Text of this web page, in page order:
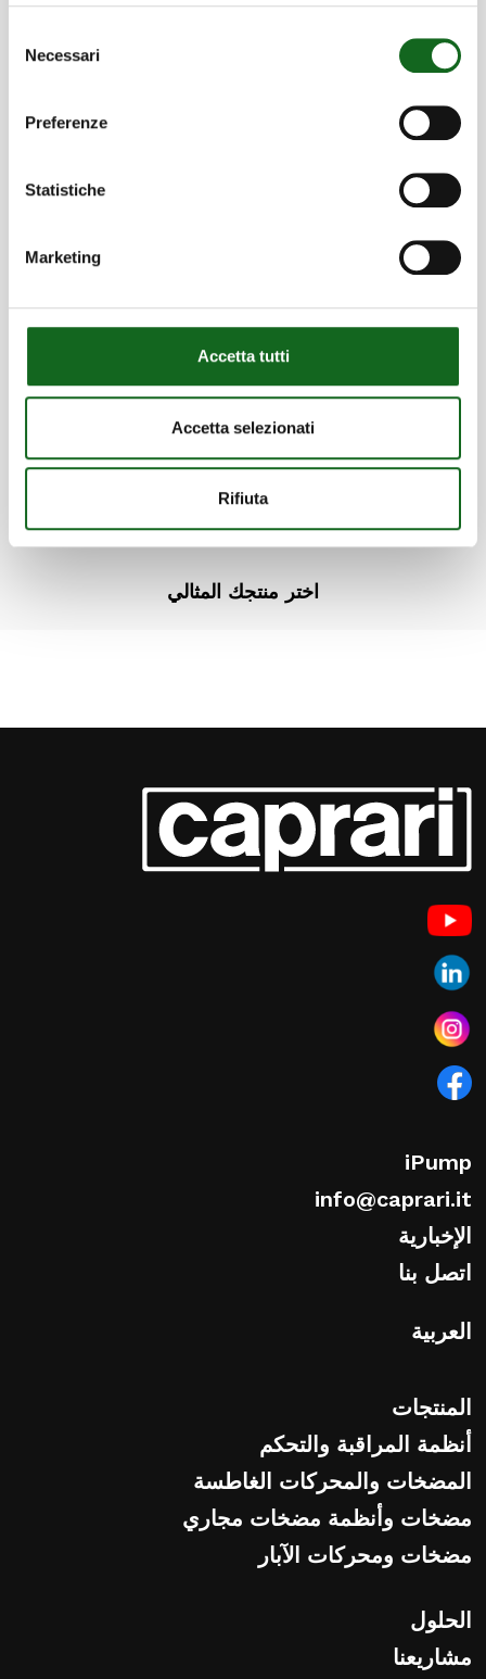
delNecessari
Preferenze
Statistiche
Marketing
Accetta tutti
Accetta selezionati
Rifiuta
اختر منتجك المثالي
هل ترغب في معرفة المزيد عن المنتجات؟
فريقنا تحت تصرفك تماماً.
اختر منتجك المثالي
iPump
info@caprari.it
الإخبارية
اتصل بنا
العربية
المنتجات
أنظمة المراقبة والتحكم
المضخات والمحركات الغاطسة
مضخات وأنظمة مضخات مجاري
مضخات ومحركات الآبار
الحلول
مشاريعنا